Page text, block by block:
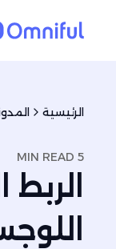
الرئيسية
5 MIN READ